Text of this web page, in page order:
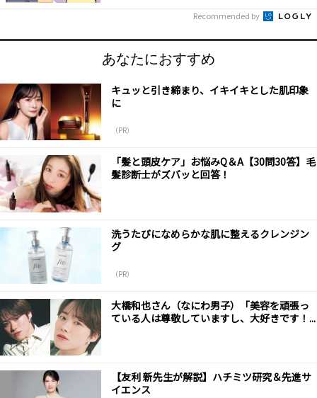
Recommended by
あなたにおすすめ
キュッと引き締まり、イキイキとした肌印象
に
（PR）
「髪と頭皮ケア」お悩みQ＆A【30問30答】毛
髪診断士がズバッと回答！
洗うたびになめらかな肌に整えるクレンジン
グ
（PR）
大橋和也さん（なにわ男子）「美容を頑張っ
ている人は尊敬していますし、大好きです！...
【友利 新先生が解説】ハチミツ研究＆先進サ
イエンス